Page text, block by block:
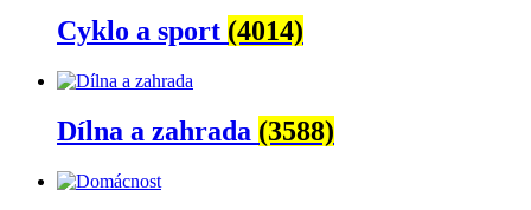
Cyklo a sport (4014)
Dílna a zahrada (3588)